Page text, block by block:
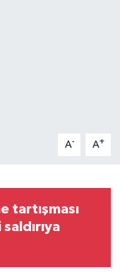
A- A+
tartışması